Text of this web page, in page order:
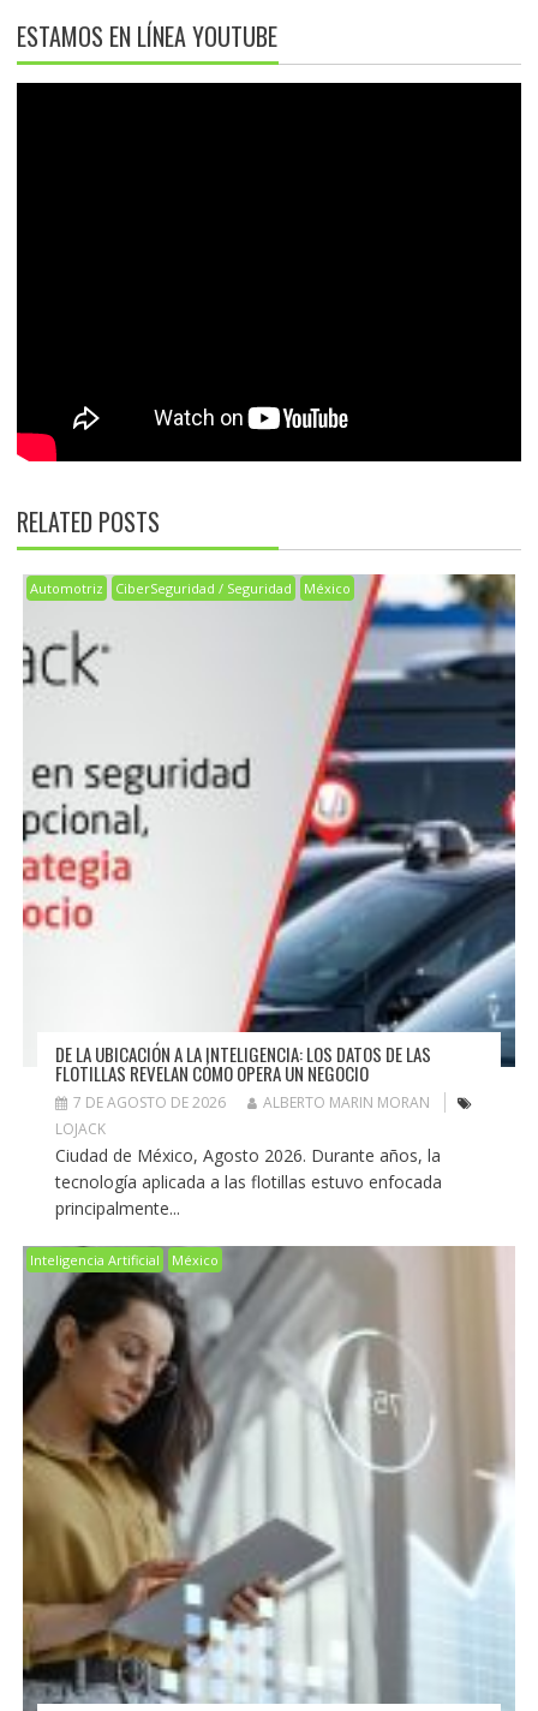
ESTAMOS EN LÍNEA YOUTUBE
RELATED POSTS
Automotriz CiberSeguridad / Seguridad México
DE LA UBICACIÓN A LA INTELIGENCIA: LOS DATOS DE LAS
FLOTILLAS REVELAN CÓMO OPERA UN NEGOCIO
7 DE AGOSTO DE 2026
ALBERTO MARIN MORAN
LOJACK
Ciudad de México, Agosto 2026. Durante años, la
tecnología aplicada a las flotillas estuvo enfocada
principalmente...
Inteligencia Artificial México